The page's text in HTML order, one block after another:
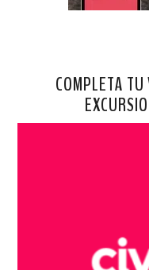
COMPLETA TU